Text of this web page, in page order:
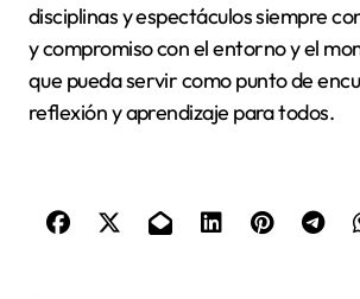
disciplinas y espectáculos siempre
y compromiso con el entorno y el
que pueda servir como punto de
reflexión y aprendizaje para todos.